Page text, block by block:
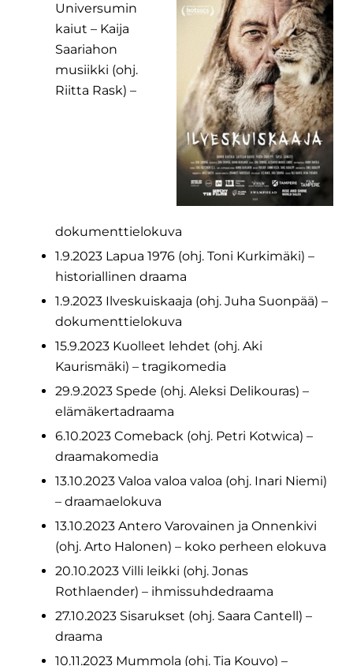
Universumin
kaiut – Kaija
Saariahon
musiikki (ohj.
Riitta Rask) –
dokumenttielokuva
1.9.2023 Lapua 1976 (ohj. Toni Kurkimäki) –
historiallinen draama
1.9.2023 Ilveskuiskaaja (ohj. Juha Suonpää) –
dokumenttielokuva
15.9.2023 Kuolleet lehdet (ohj. Aki
Kaurismäki) – tragikomedia
29.9.2023 Spede (ohj. Aleksi Delikouras) –
elämäkertadraama
6.10.2023 Comeback (ohj. Petri Kotwica) –
draamakomedia
13.10.2023 Valoa valoa valoa (ohj. Inari Niemi)
– draamaelokuva
13.10.2023 Antero Varovainen ja Onnenkivi
(ohj. Arto Halonen) – koko perheen elokuva
20.10.2023 Villi leikki (ohj. Jonas
Rothlaender) – ihmissuhdedraama
27.10.2023 Sisarukset (ohj. Saara Cantell) –
draama
10.11.2023 Mummola (ohj. Tia Kouvo) –